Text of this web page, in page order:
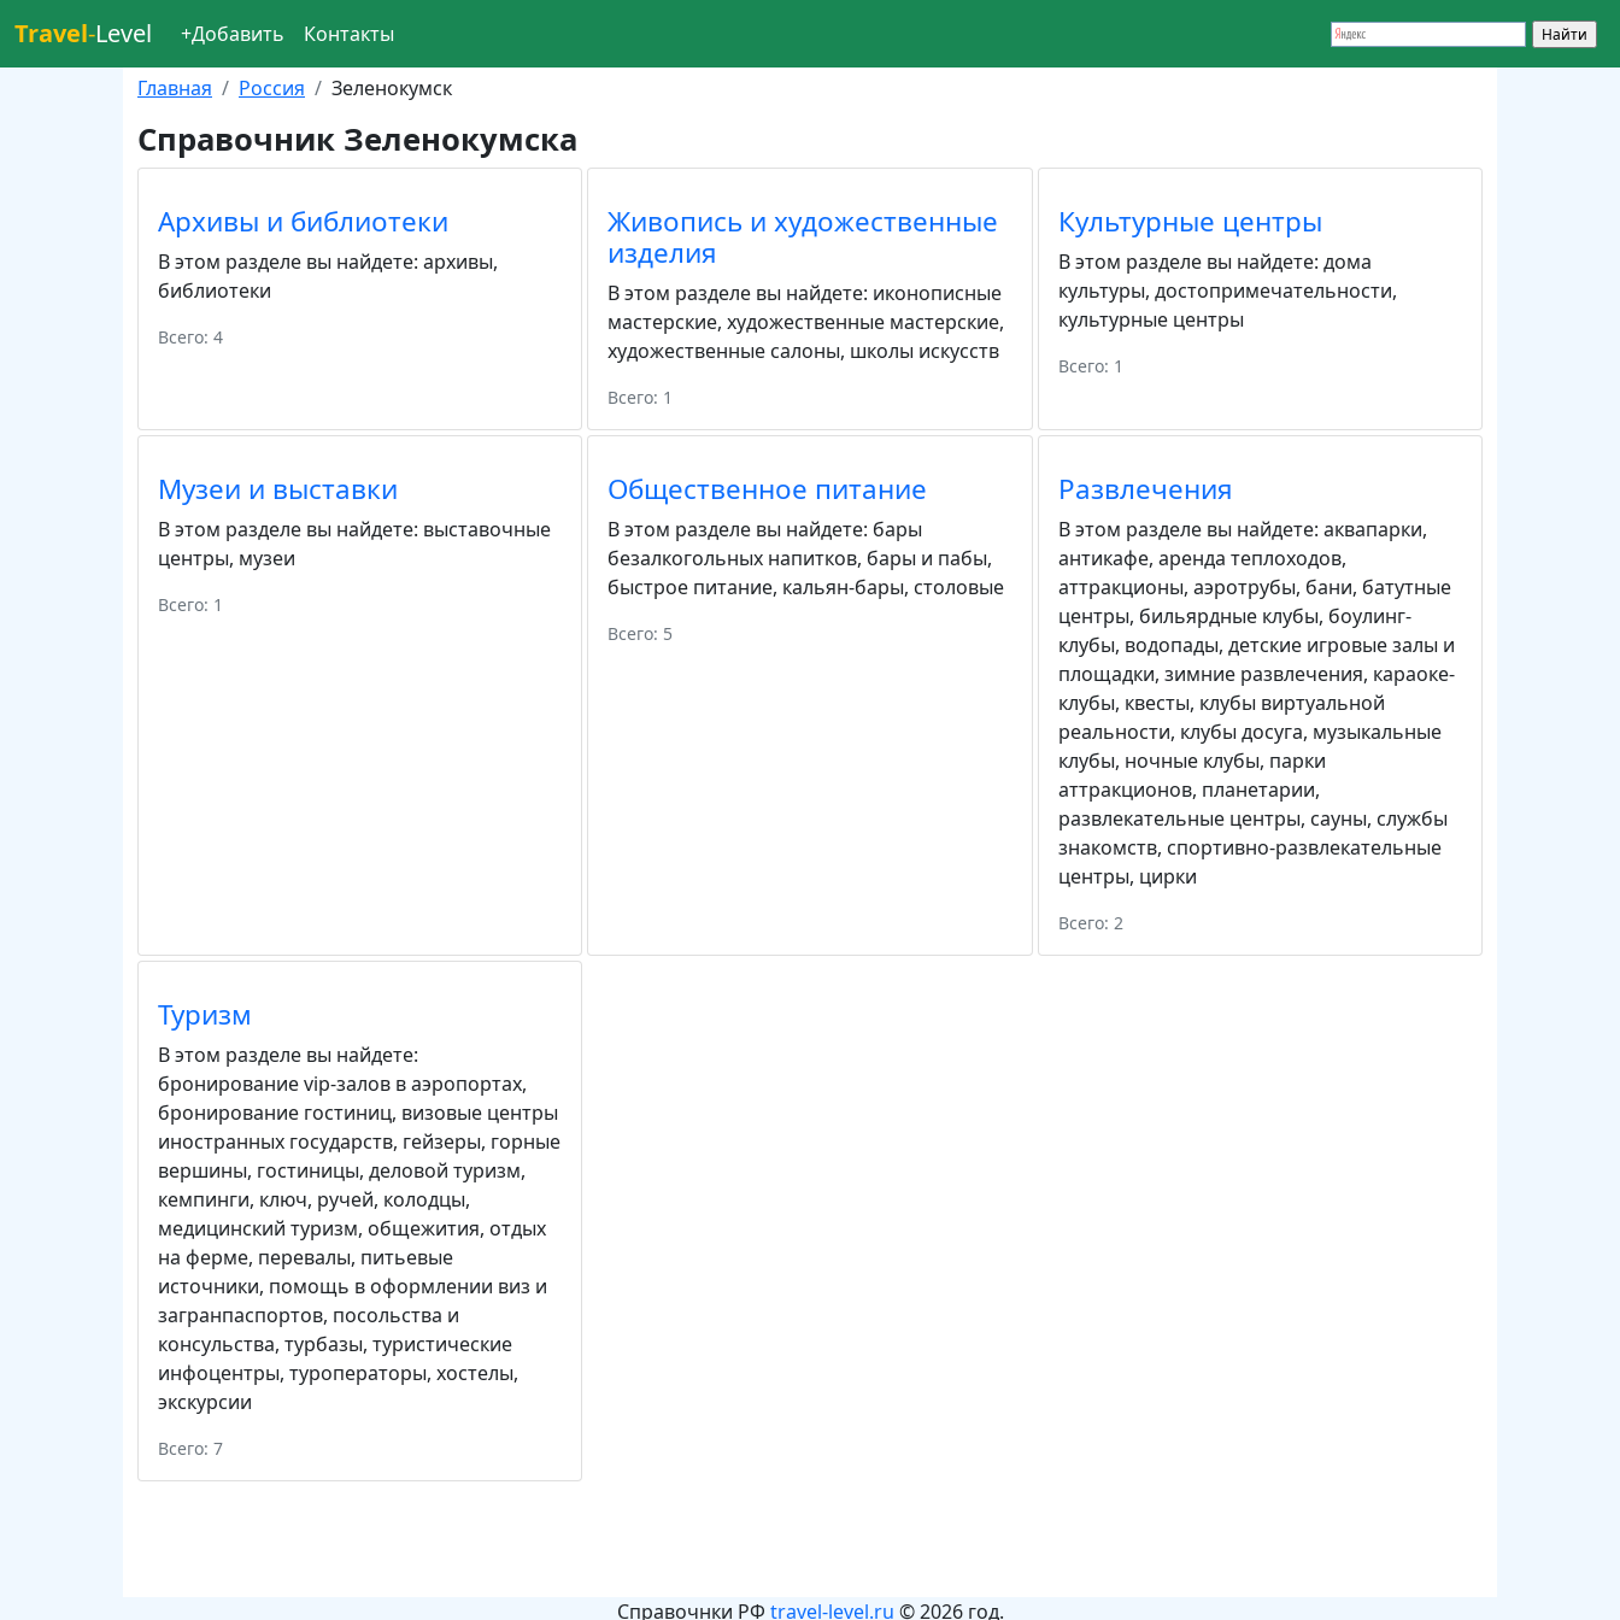
Travel-Level +Добавить Контакты
Главная Россия Зеленокумск
Справочник Зеленокумска
Архивы и библиотеки
В этом разделе вы найдете: архивы,
библиотеки
Всего: 4
Живопись и художественные
изделия
В этом разделе вы найдете: иконописные
мастерские,художественные мастерские,
художественные салоны, школы искусств
Всего: 1
Культурные центры
В этом разделе вы найдете: дома
культуры, достопримечательности,
культурные центры
Всего: 1
Музеи и выставки
В этом разделе вы найдете: выставочные
центры, музеи
Всего: 1
Общественное питание
В этом разделе вы найдете: бары
безалкогольных напитков, бары и пабы,
быстрое питание, кальян-бары, столовые
Всего: 5
Развлечения
В этом разделе вы найдете: аквапарки,
антикафе, аренда теплоходов,
аттракционы, аэротрубы, бани, батутные
центры, бильярдные клубы, боулинг-
клубы, водопады, детские игровые залы и
площадки, зимние развлечения, караоке-
клубы, квесты, клубы виртуальной
реальности, клубы досуга, музыкальные
клубы, ночные клубы, парки
аттракционов, планетарии,
развлекательные центры, сауны, службы
знакомств, спортивно-развлекательные
центры, цирки
Всего: 2
Туризм
В этом разделе вы найдете:
бронирование vip-залов в аэропортах,
бронирование гостиниц, визовые центры
иностранных государств, гейзеры, горные
вершины, гостиницы, деловой туризм,
кемпинги, ключ, ручей, колодцы,
медицинский туризм, общежития, отдых
на ферме, перевалы, питьевые
источники, помощь в оформлении виз и
загранпаспортов, посольства и
консульства, турбазы, туристические
инфоцентры, туроператоры, хостелы,
экскурсии
Всего: 7
Справочнки РФ travel-level.ru © 2026 год.